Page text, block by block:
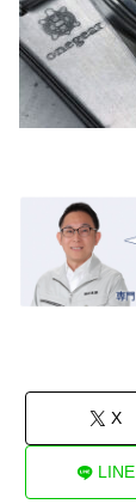
X
LINE